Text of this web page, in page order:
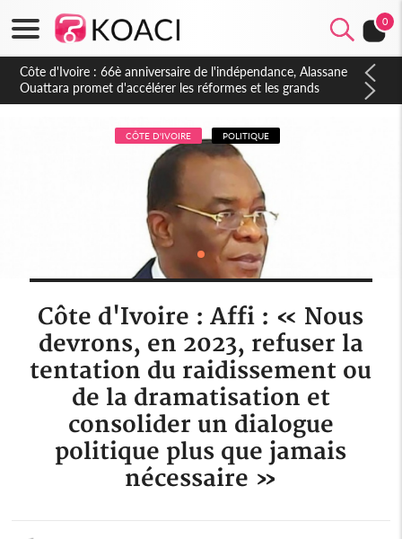
0
Côte d'Ivoire : À Abidjan, Amadou Oury Bah admire le modèle
ivoirien et veut s'en inspirer pour accélérer le développement
de la Guinée
CÔTE D'IVOIRE POLITIQUE
Côte d'Ivoire : Affi : « Nous
devrons, en 2023, refuser la
tentation du raidissement ou
de la dramatisation et
consolider un dialogue
politique plus que jamais
nécessaire »